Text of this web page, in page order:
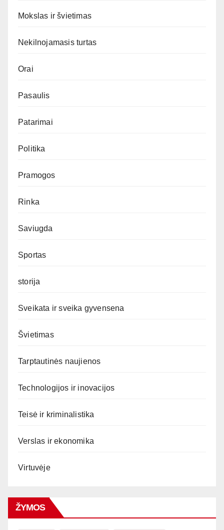
Mokslas ir švietimas
Nekilnojamasis turtas
Orai
Pasaulis
Patarimai
Politika
Pramogos
Rinka
Saviugda
Sportas
storija
Sveikata ir sveika gyvensena
Švietimas
Tarptautinės naujienos
Technologijos ir inovacijos
Teisė ir kriminalistika
Verslas ir ekonomika
Virtuvėje
ŽYMOS